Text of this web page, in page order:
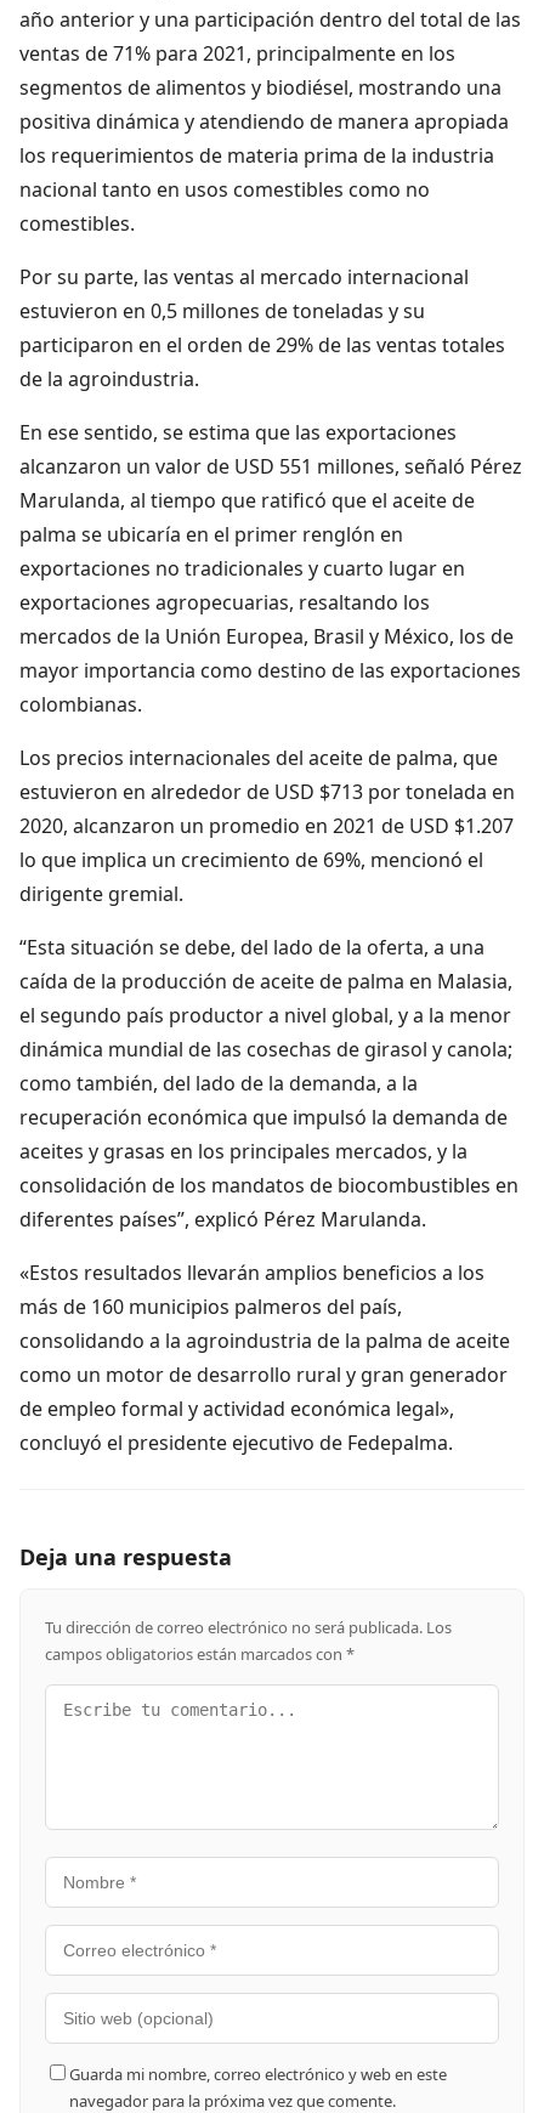
año anterior y una participación dentro del total de las
ventas de 71% para 2021, principalmente en los
segmentos de alimentos y biodiésel, mostrando una
positiva dinámica y atendiendo de manera apropiada
los requerimientos de materia prima de la industria
nacional tanto en usos comestibles como no
comestibles.
Por su parte, las ventas al mercado internacional
estuvieron en 0,5 millones de toneladas y su
participaron en el orden de 29% de las ventas totales
de la agroindustria.
En ese sentido, se estima que las exportaciones
alcanzaron un valor de USD 551 millones, señaló Pérez
Marulanda, al tiempo que ratificó que el aceite de
palma se ubicaría en el primer renglón en
exportaciones no tradicionales y cuarto lugar en
exportaciones agropecuarias, resaltando los
mercados de la Unión Europea, Brasil y México, los de
mayor importancia como destino de las exportaciones
colombianas.
Los precios internacionales del aceite de palma, que
estuvieron en alrededor de USD $713 por tonelada en
2020, alcanzaron un promedio en 2021 de USD $1.207
lo que implica un crecimiento de 69%, mencionó el
dirigente gremial.
“Esta situación se debe, del lado de la oferta, a una
caída de la producción de aceite de palma en Malasia,
el segundo país productor a nivel global, y a la menor
dinámica mundial de las cosechas de girasol y canola;
como también, del lado de la demanda, a la
recuperación económica que impulsó la demanda de
aceites y grasas en los principales mercados, y la
consolidación de los mandatos de biocombustibles en
diferentes países”, explicó Pérez Marulanda.
«Estos resultados llevarán amplios beneficios a los
más de 160 municipios palmeros del país,
consolidando a la agroindustria de la palma de aceite
como un motor de desarrollo rural y gran generador
de empleo formal y actividad económica legal»,
concluyó el presidente ejecutivo de Fedepalma.
Deja una respuesta
Tu dirección de correo electrónico no será publicada. Los
campos obligatorios están marcados con *
Guarda mi nombre, correo electrónico y web en este
navegador para la próxima vez que comente.